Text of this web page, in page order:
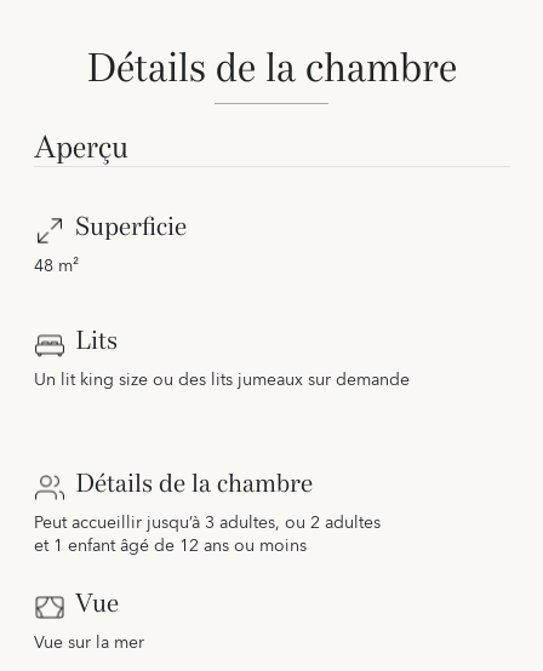
Détails de la chambre
Aperçu
Superficie
48 m²
Lits
Un lit king size ou des lits jumeaux sur demande
Détails de la chambre
Peut accueillir jusqu’à 3 adultes, ou 2 adultes
et 1 enfant âgé de 12 ans ou moins
Vue
Vue sur la mer